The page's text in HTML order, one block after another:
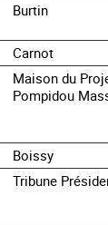
Burtin
Carnot
Maison du
Pompidou
Boissy
Tribune